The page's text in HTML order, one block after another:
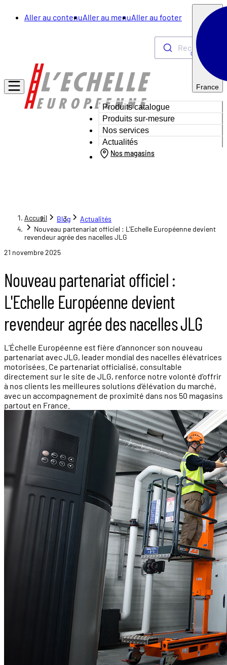
Aller au contenuAller au menuAller au footer
Rechercher
0
France
Produits catalogue
Produits sur-mesure
Nos services
Actualités
Nos magasins
Accueil Blog
Actualités
Nouveau partenariat officiel : L'Echelle Européenne devient
revendeur agrée des nacelles JLG
21 novembre 2025
Nouveau partenariat officiel :
L'Echelle Européenne devient
revendeur agrée des nacelles JLG
L’Échelle Européenne est fière d’annoncer son nouveau
partenariat avec JLG, leader mondial des nacelles élévatrices
motorisées. Ce partenariat officialisé, consultable
directement sur le site de JLG, renforce notre volonté d’offrir
à nos clients les meilleures solutions d’élévation du marché,
avec un accompagnement de proximité dans nos 50 magasins
partout en France.